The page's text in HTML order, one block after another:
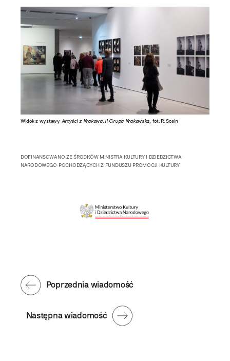
Widok z wystawy Artyści z Krakowa. II Grupa Krakowska, fot. R. Sosin
DOFINANSOWANO ZE ŚRODKÓW MINISTRA KULTURY I DZIEDZICTWA
NARODOWEGO POCHODZĄCYCH Z FUNDUSZU PROMOCJI KULTURY
Następna wiadomość
Poprzednia wiadomość